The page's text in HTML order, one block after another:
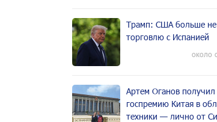
Трамп: США больше не
торговлю с Испанией
около
Артем Оганов
госпремию Китая в
техники — лично от